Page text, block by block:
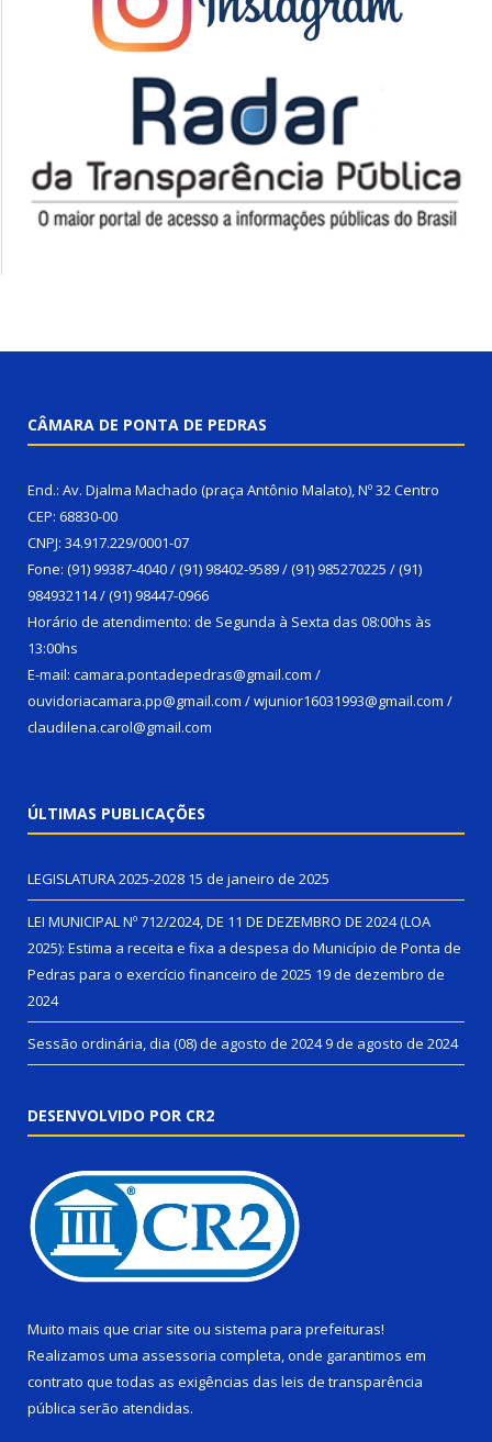
CÂMARA DE PONTA DE PEDRAS
End.: Av. Djalma Machado (praça Antônio Malato), Nº 32 Centro
CEP: 68830-00
CNPJ: 34.917.229/0001-07
Fone: (91) 99387-4040 / (91) 98402-9589 / (91) 985270225 / (91)
984932114 / (91) 98447-0966
Horário de atendimento: de Segunda à Sexta das 08:00hs às
13:00hs
E-mail: camara.pontadepedras@gmail.com /
ouvidoriacamara.pp@gmail.com / wjunior16031993@gmail.com /
claudilena.carol@gmail.com
ÚLTIMAS PUBLICAÇÕES
LEGISLATURA 2025-2028 15 de janeiro de 2025
LEI MUNICIPAL Nº 712/2024, DE 11 DE DEZEMBRO DE 2024 (LOA
2025): Estima a receita e fixa a despesa do Município de Ponta de
Pedras para o exercício financeiro de 2025 19 de dezembro de
2024
Sessão ordinária, dia (08) de agosto de 20249 de agosto de 2024
DESENVOLVIDO POR CR2
Muito mais que criar site ou sistema para prefeituras!
Realizamos uma assessoria completa, onde garantimos em
contrato que todas as exigências das leis de transparência
pública serão atendidas.